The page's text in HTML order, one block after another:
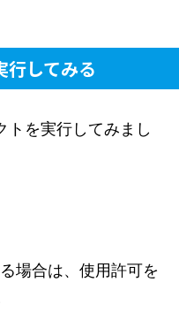
行してみる
トを実行してみまし
場合は、使用許可を